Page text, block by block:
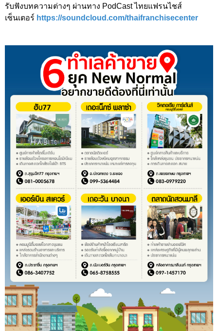
รับฟังบทความต่างๆ ผ่านทาง PodCast ไทยแฟรนไชส์
เซ็นเตอร์ https://soundcloud.com/thaifranchisecenter